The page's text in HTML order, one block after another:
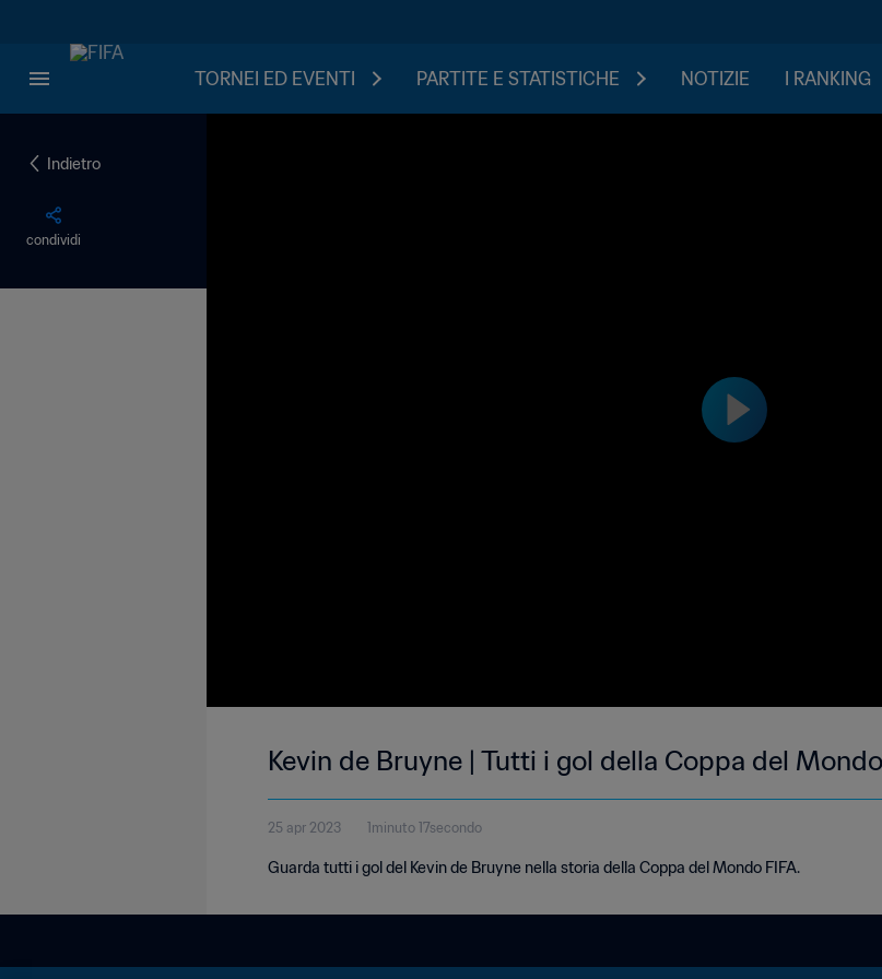
TORNEI ED EVENTI PARTITE E STATISTICHE NOTIZIE I RANKING
Indietro
condividi
Kevin de Bruyne | Tutti i gol della Coppa del
25 apr 2023 1minuto 17secondo
Guarda tutti i gol del Kevin de Bruyne nella storia della Coppa del Mondo FIFA.